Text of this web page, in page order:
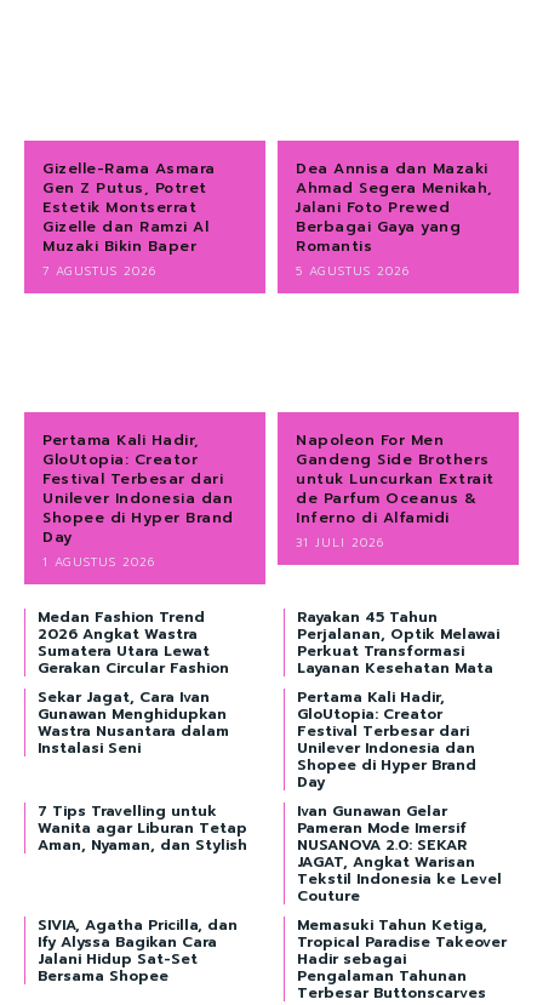
Gizelle-Rama Asmara
Gen Z Putus, Potret
Estetik Montserrat
Gizelle dan Ramzi Al
Muzaki Bikin Baper
7 AGUSTUS 2026
Dea Annisa dan Mazaki
Ahmad Segera Menikah,
Jalani Foto Prewed
Berbagai Gaya yang
Romantis
5 AGUSTUS 2026
Pertama Kali Hadir,
GloUtopia: Creator
Festival Terbesar dari
Unilever Indonesia dan
Shopee di Hyper Brand
Day
1 AGUSTUS 2026
Napoleon For Men
Gandeng Side Brothers
untuk Luncurkan Extrait
de Parfum Oceanus &
Inferno di Alfamidi
31 JULI 2026
Medan Fashion Trend
2026 Angkat Wastra
Sumatera Utara Lewat
Gerakan Circular Fashion
Rayakan 45 Tahun
Perjalanan, Optik Melawai
Perkuat Transformasi
Layanan Kesehatan Mata
Sekar Jagat, Cara Ivan
Gunawan Menghidupkan
Wastra Nusantara dalam
Instalasi Seni
Pertama Kali Hadir,
GloUtopia: Creator
Festival Terbesar dari
Unilever Indonesia dan
Shopee di Hyper Brand
Day
7 Tips Travelling untuk
Wanita agar Liburan Tetap
Aman, Nyaman, dan Stylish
Ivan Gunawan Gelar
Pameran Mode Imersif
NUSANOVA 2.0: SEKAR
JAGAT, Angkat Warisan
Tekstil Indonesia ke Level
Couture
SIVIA, Agatha Pricilla, dan
Ify Alyssa Bagikan Cara
Jalani Hidup Sat-Set
Bersama Shopee
Memasuki Tahun Ketiga,
Tropical Paradise Takeover
Hadir sebagai
Pengalaman Tahunan
Terbesar Buttonscarves